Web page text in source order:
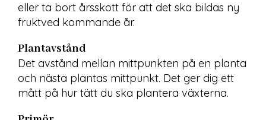
eller ta bort årsskott för att det ska bildas ny
fruktved kommande år.
Plantavstånd
Det avstånd mellan mittpunkten på en planta
och nästa plantas mittpunkt. Det ger dig ett
mått på hur tätt du ska plantera växterna.